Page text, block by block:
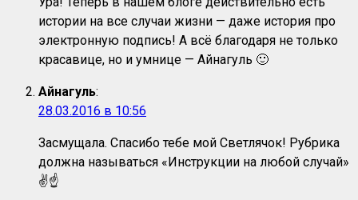
истории на все случаи жизни — даже история про
электронную подпись! А всё благодаря не только
красавице, но и умнице — Айнагуль 🙂
Айнагуль:
28.03.2016 в 10:56
Засмущала. Спасибо тебе мой Светлячок! Рубрика
должна называться «Инструкции на любой случай»
✌☝